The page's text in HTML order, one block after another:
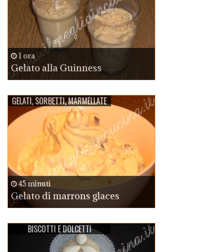
1 ora
Gelato alla Guinness
GELATI, SORBETTI, MARMELLATE
45 minuti
Gelato di marrons glaces
BISCOTTI E DOLCETTI